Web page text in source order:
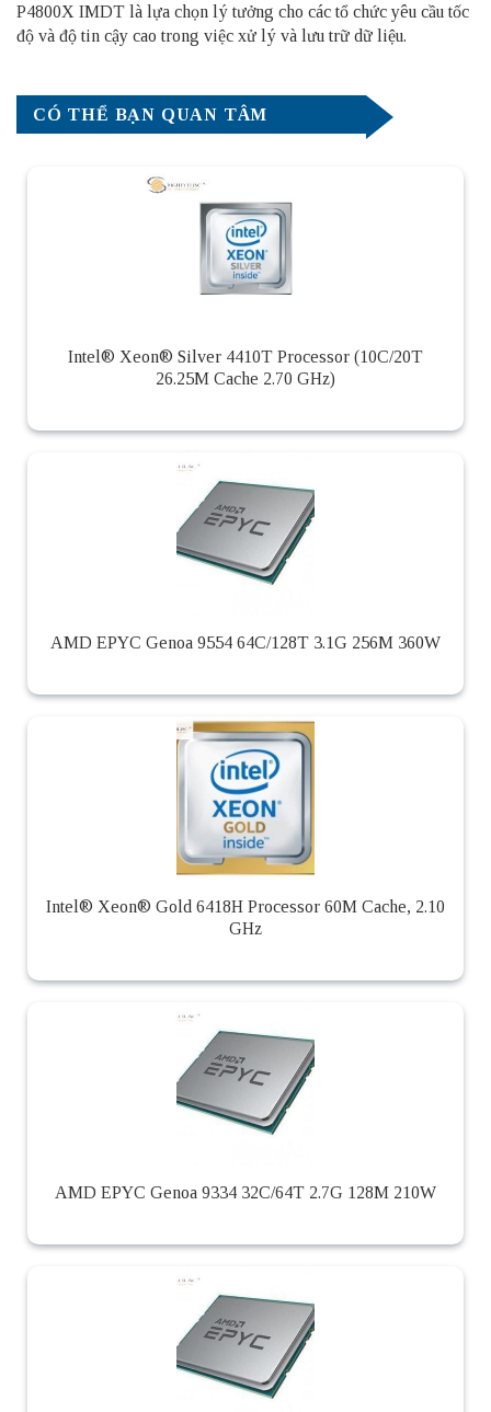
P4800X IMDT là lựa chọn lý tưởng cho các tổ chức yêu cầu tốc
độ và độ tin cậy cao trong việc xử lý và lưu trữ dữ liệu.
CÓ THỂ BẠN QUAN TÂM
Intel® Xeon® Silver 4410T Processor (10C/20T
26.25M Cache 2.70 GHz)
AMD EPYC Genoa 9554 64C/128T 3.1G 256M 360W
Intel® Xeon® Gold 6418H Processor 60M Cache, 2.10
GHz
AMD EPYC Genoa 9334 32C/64T 2.7G 128M 210W